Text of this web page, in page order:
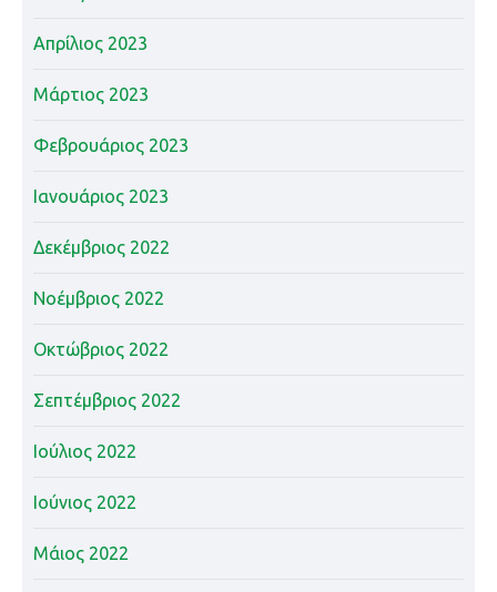
Απρίλιος 2023
Μάρτιος 2023
Φεβρουάριος 2023
Ιανουάριος 2023
Δεκέμβριος 2022
Νοέμβριος 2022
Οκτώβριος 2022
Σεπτέμβριος 2022
Ιούλιος 2022
Ιούνιος 2022
Μάιος 2022